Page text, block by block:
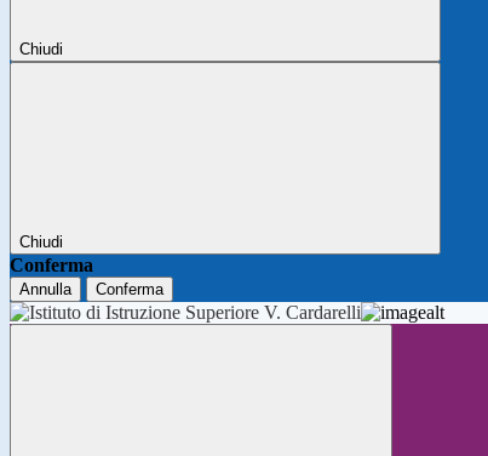
Chiudi
Chiudi
Conferma
Annulla Conferma